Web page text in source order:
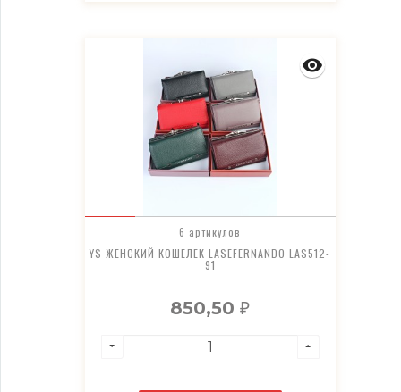
6 артикулов
YS ЖЕНСКИЙ КОШЕЛЕК LASEFERNANDO LAS512-
91
850,50₽